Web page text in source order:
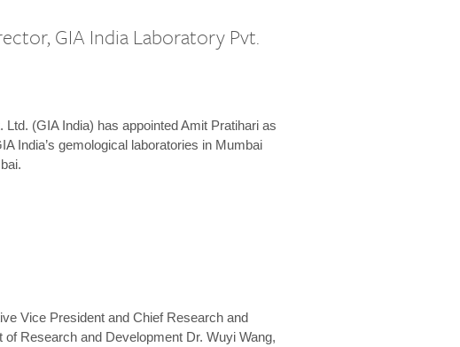
GIA India Laboratory Pvt.
(GIA India) has appointed Amit Pratihari as
India’s gemological laboratories in Mumbai
Vice President and Chief Research and
Research and Development Dr. Wuyi Wang,